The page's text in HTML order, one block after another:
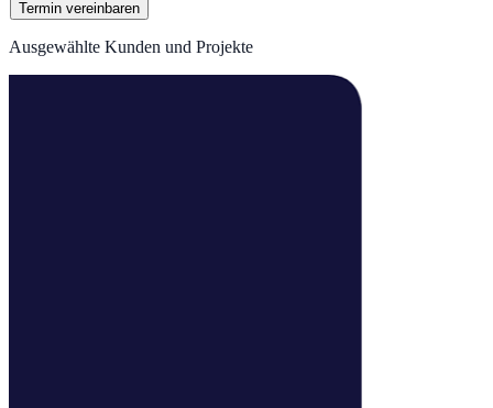
Termin vereinbaren
Ausgewählte Kunden und Projekte